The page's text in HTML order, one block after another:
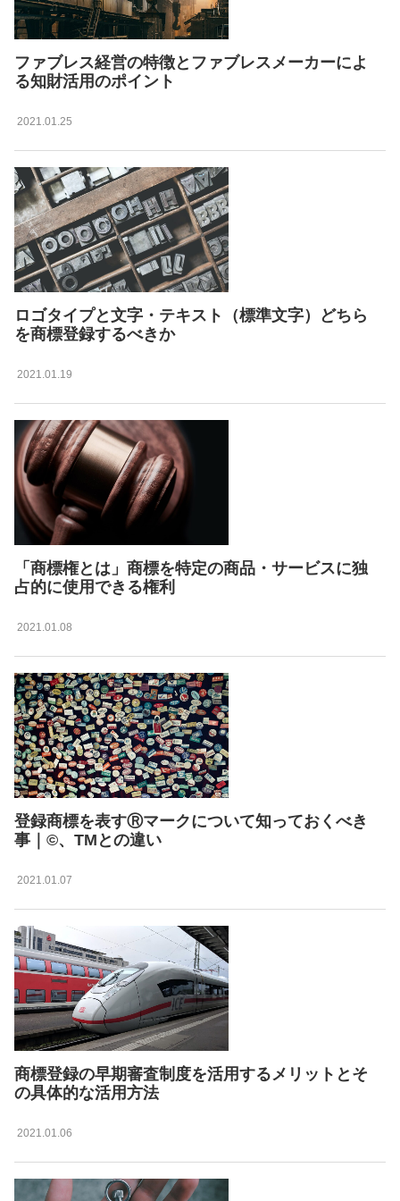
ファブレス経営の特徴とファブレスメーカーによ
る知財活用のポイント
2021.01.25
ロゴタイプと文字・テキスト（標準文字）どちら
を商標登録するべきか
2021.01.19
「商標権とは」商標を特定の商品・サービスに独
占的に使用できる権利
2021.01.08
登録商標を表すⓇマークについて知っておくべき
事｜©、TMとの違い
2021.01.07
商標登録の早期審査制度を活用するメリットとそ
の具体的な活用方法
2021.01.06